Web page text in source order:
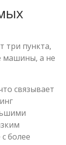
три пункта,
машины, а не
связывает
более